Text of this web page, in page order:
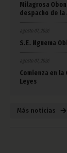
Milagrosa
despacho de
agosto 07, 2026
S.E. Nguema
agosto 07, 2026
Comienza en
Leyes
Más noticias